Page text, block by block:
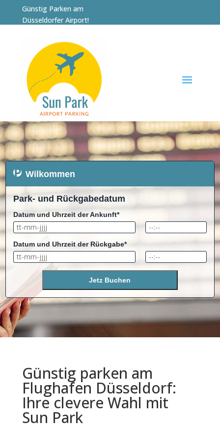
Günstig Parken am
Düsseldorfer Airport!
Wilkommen
Park- und Rückgabedatum
Datum und Uhrzeit der Ankunft*
Datum und Uhrzeit der Rückgabe*
Jetz Buchen
Günstig parken am
Flughafen Düsseldorf:
Ihre clevere Wahl mit
Sun Park